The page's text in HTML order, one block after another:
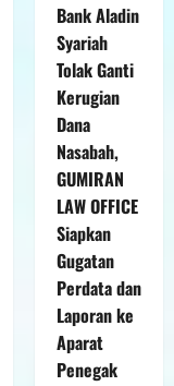
Bank Aladin
Syariah
Tolak Ganti
Kerugian
Dana
Nasabah,
GUMIRAN
LAW OFFICE
Siapkan
Gugatan
Perdata dan
Laporan ke
Aparat
Penegak